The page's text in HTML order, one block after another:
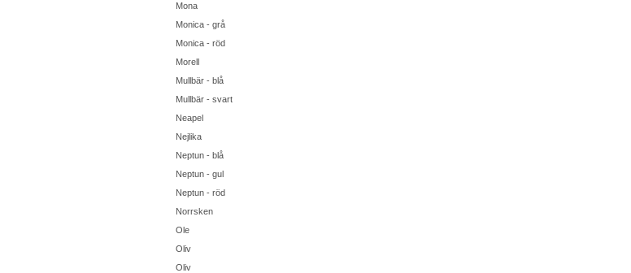
Mona
Monica - grå
Monica - röd
Morell
Mullbär - blå
Mullbär - svart
Neapel
Nejlika
Neptun - blå
Neptun - gul
Neptun - röd
Norrsken
Ole
Oliv
Oliv